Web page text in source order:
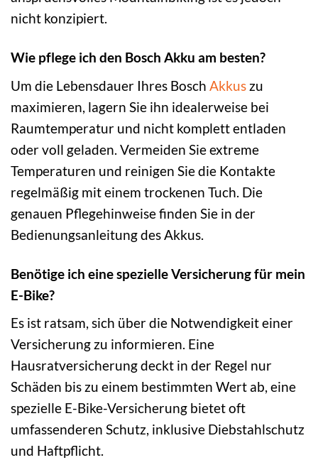
nicht konzipiert.
Wie pflege ich den Bosch Akku am besten?
Um die Lebensdauer Ihres Bosch Akkus zu
maximieren, lagern Sie ihn idealerweise bei
Raumtemperatur und nicht komplett entladen
oder voll geladen. Vermeiden Sie extreme
Temperaturen und reinigen Sie die Kontakte
regelmäßig mit einem trockenen Tuch. Die
genauen Pflegehinweise finden Sie in der
Bedienungsanleitung des Akkus.
Benötige ich eine spezielle Versicherung für mein
E-Bike?
Es ist ratsam, sich über die Notwendigkeit einer
Versicherung zu informieren. Eine
Hausratversicherung deckt in der Regel nur
Schäden bis zu einem bestimmten Wert ab, eine
spezielle E-Bike-Versicherung bietet oft
umfassenderen Schutz, inklusive Diebstahlschutz
und Haftpflicht.